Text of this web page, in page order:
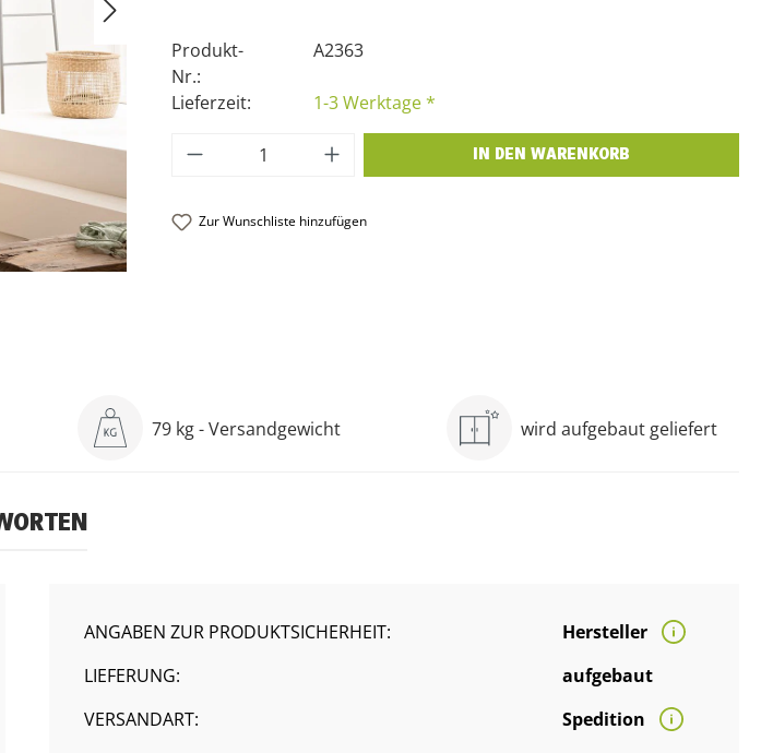
Produkt-
Nr.:
A2363
Lieferzeit: 1-3 Werktage *
Produkt Anzahl: Gib den gewünschten Wert
IN DEN WARENKORB
Zur Wunschliste hinzufügen
79 kg - Versandgewicht wird aufgebaut geliefert
ANGABEN ZUR PRODUKTSICHERHEIT:
Hersteller
LIEFERUNG:
aufgebaut
VERSANDART:
Spedition